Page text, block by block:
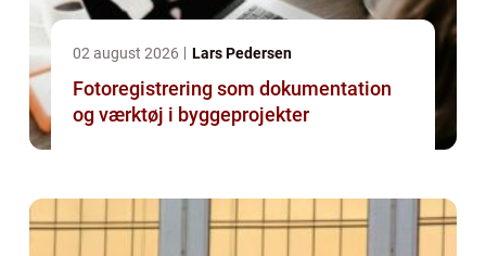
02 august 2026 Lars Pedersen
Fotoregistrering som dokumentation
og værktøj i byggeprojekter